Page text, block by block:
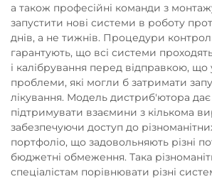
а також професійні команди з
запустити нові системи в роботу
днів, а не тижнів. Процедури
гарантують, що всі системи
і калібрування перед відправкою, що
проблеми, які могли б затримати
лікування. Модель дистриб'ютора дає
підтримувати взаємини з кількома
забезпечуючи доступ до
портфоліо, що задовольняють різні
бюджетні обмеження. Така
спеціалістам порівнювати різні